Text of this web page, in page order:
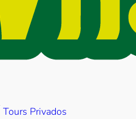
Tours Privados